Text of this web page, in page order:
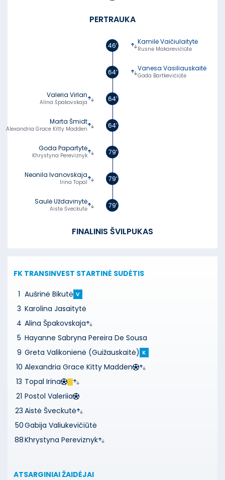
FK TRANSINVEST STARTINĖ SUDĖTIS
1 Aušrinė Bikutė V
3 Karolina Jasaitytė
4 Alina Špakovskaja
5 Hayanne Sabryna Pereira De Sousa
9 Greta Valikonienė (Guižauskaitė) K
10 Alexandria Grace Kitty Madden
13 Topal Irina
21 Postol Valeriia
23 Aistė Šveckutė
50Gabija Valiukevičiūtė
88Khrystyna Pereviznyk
ATSARGINIAI ŽAIDĖJAI
PERTRAUKA
46’ Kamilė Vaičiulaitytė
Rusnė Makarevičiūtė
64’ Vanesa Vasiliauskaitė
Goda Bartkevičiūtė
Valeria Virlan
Alina Špakovskaja 64’
Marta Šmidt
Alexandria Grace Kitty Madden 64’
Goda Papartytė
Khrystyna Pereviznyk 79’
Neonila Ivanovskaja
Irina Topal 79’
Saulė Uždavinytė
Aistė Šveckutė 79’
FINALINIS ŠVILPUKAS